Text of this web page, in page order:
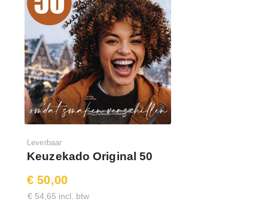
Leverbaar
Keuzekado Original 50
€ 50,00
€ 54,65 incl. btw